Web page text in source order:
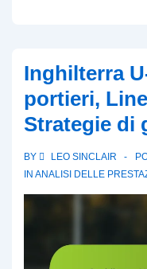
dello
sviluppo
giovanile,
del
prestazioni
Inghilterra
portieri,
Strategie di
BY LEO SINCLAIR
IN ANALISI DELLE